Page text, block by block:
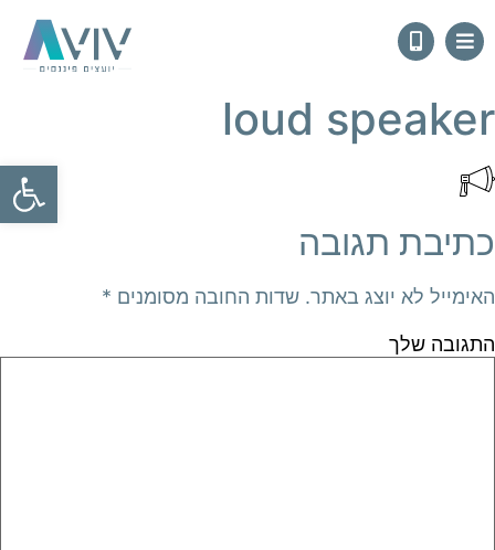
loud speaker
כתיבת תגובה
האימייל לא יוצג באתר. שדות החובה מסומנים *
התגובה שלך